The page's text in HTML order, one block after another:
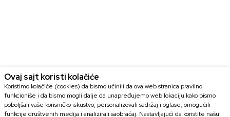
Ovaj sajt koristi kolačiće
Koristimo kolačiće (cookies) da bismo učinili da ova web stranica pravilno
funkcioniše i da bismo mogli dalje da unapređujemo web lokaciju kako bismo
poboljšali vaše korisničko iskustvo, personalizovali sadržaj i oglase, omogućili
funkcije društvenih medija i analizirali saobraćaj. Nastavljajući da koristite našu